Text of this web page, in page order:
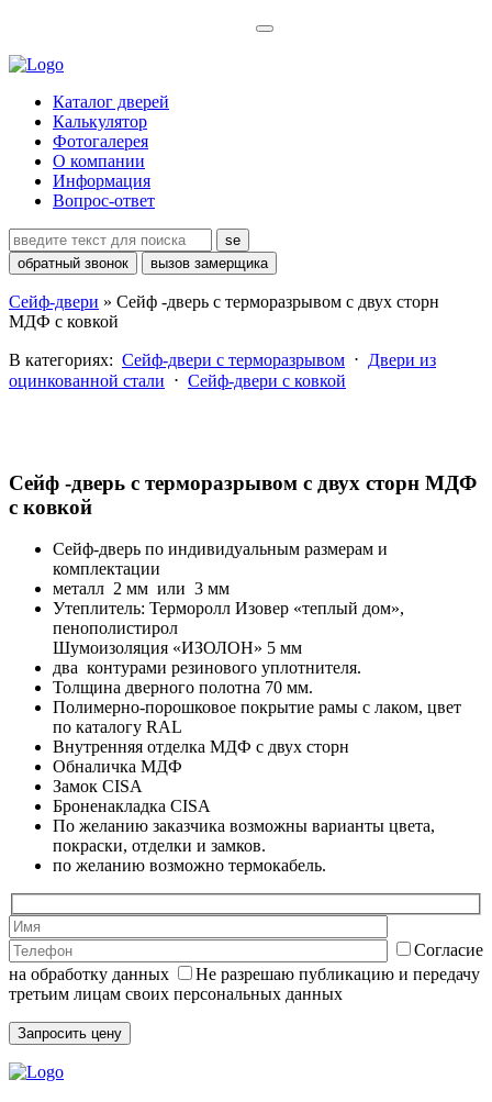
Каталог дверей
Калькулятор
Фотогалерея
О компании
Информация
Вопрос-ответ
se
обратный звонок
вызов замерщика
Сейф-двери » Сейф -дверь с терморазрывом с двух сторн
МДФ с ковкой
В категориях: Сейф-двери с терморазрывом ⋅ Двери из
оцинкованной стали ⋅ Сейф-двери с ковкой
Сейф -дверь с терморазрывом с двух сторн МДФ
с ковкой
Сейф-дверь по индивидуальным размерам и
комплектации
металл 2 мм или 3 мм
Утеплитель: Терморолл Изовер «теплый дом»,
пенополистирол
Шумоизоляция «ИЗОЛОН» 5 мм
два контурами резинового уплотнителя.
Толщина дверного полотна 70 мм.
Полимерно-порошковое покрытие рамы с лаком, цвет
по каталогу RAL
Внутренняя отделка МДФ с двух сторн
Обналичка МДФ
Замок CISA
Броненакладка CISA
По желанию заказчика возможны варианты цвета,
покраски, отделки и замков.
по желанию возможно термокабель.
Согласие
на обработку данных
Не разрешаю публикацию и передачу
третьим лицам своих персональных данных